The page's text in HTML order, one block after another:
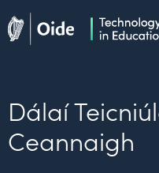
Skip to main content
Dálaí
Ceannaigh